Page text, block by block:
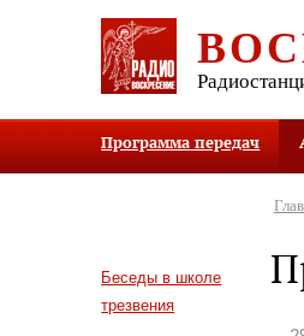
Программа передач
Беседы в школе
трезвения